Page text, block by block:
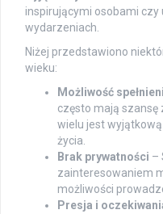
inspirującymi osobami czy
wydarzeniach.
Niżej przedstawiono
wieku:
Możliwość
często mają szansę
wielu jest
życia.
Brak prywatności –
zainteresowaniem
możliwości
Presja i